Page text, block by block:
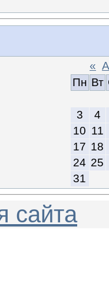
«
Пн Вт
3
4
10 11
17 18
24 25
31
сайта